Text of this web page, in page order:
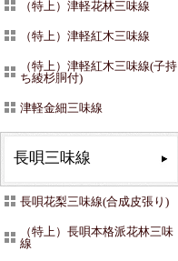
（特上）津軽花林三味線
（特上）津軽紅木三味線
（特上）津軽紅木三味線(子持
ち綾杉胴付)
津軽金細三味線
長唄三味線
長唄花梨三味線(合成皮張り)
（特上）長唄本格派花林三味
線